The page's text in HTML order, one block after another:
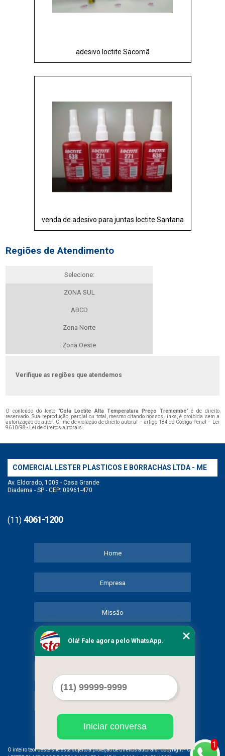
adesivo loctite Sacomã
venda de adesivo para juntas loctite Santana
Regiões de Atendimento
Selecione:
ZONA SUL
ABCD
Zona Norte
Zona Oeste
Verifique as regiões que atendemos
O conteúdo do texto "Cola Loctite Alta Temperatura Preço Tremembé" é de direito
reservado. Sua reprodução, parcial ou total, mesmo citando nossos links, é proibida sem a
autorização do autor. Crime de violação de direito autoral – artigo 184 do Código Penal – Lei
9610/98 - Lei de direitos autorais.
COMERCIAL LESTER PLASTICOS E BORRACHAS LTDA - ME
Av. Eldorado, 1009 - Casa Grande
Diadema - SP - CEP: 09961-470
(11) 4061-1200
Home
Empresa
Missão
Serviços
Mapa do site
O inteiro teor deste site está sujeito à proteção de direitos autorais. Copyright COMERCIAL
1
Olá! Fale agora pelo WhatsApp.
Iniciar conversa